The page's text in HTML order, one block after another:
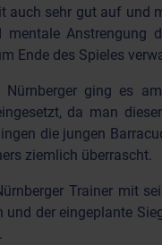
auch sehr gut auf und
mentale Anstrengung
Ende des Spieles
ging es
da man
die jungen
ziemlich überrascht.
Trainer mit
und der eingeplante